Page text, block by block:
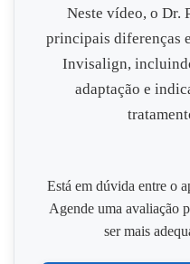
Neste vídeo, o Dr.
principais diferenças
Invisalign,
adaptação e
Está em dúvida entre o
Agende uma avaliação
ser mais